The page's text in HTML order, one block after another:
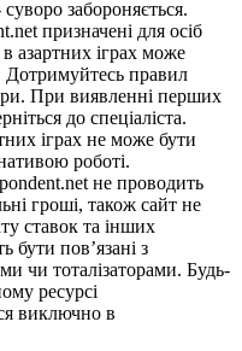
забороняється.
призначені для осіб
азартних іграх може
Дотримуйтесь правил
При виявленні перших
до спеціаліста.
іграх не може бути
роботі.
не проводить
гроші, також сайт не
ставок та інших
бути пов’язані з
чи тоталізаторами. Будь-
ресурсі
виключно в